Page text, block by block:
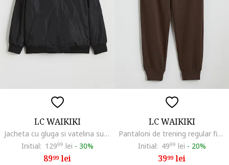
LC WAIKIKI
Jacheta cu gluga si vatelina subtire, Negru
Initial: 12999 lei - 30%
8999lei
LC WAIKIKI
Pantaloni de trening regular fit cu buzunare cu fermoar, Maro pamantiu
Initial: 4999 lei - 20%
3999lei